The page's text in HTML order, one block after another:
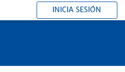
INICIA SESIÓN